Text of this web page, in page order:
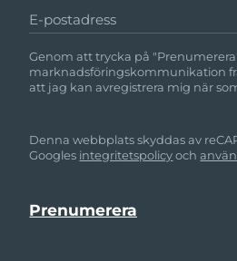
E-postadress
Genom att trycka på
marknadsföringskommunikation
att jag kan avregistrera mig när
Denna webbplats skyddas av
Googles integritetspolicyoch